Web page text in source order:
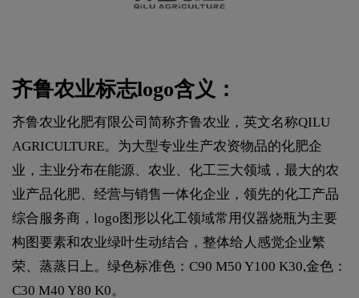
齐鲁农业标志logo含义：
齐鲁农业化肥有限公司简称齐鲁农业，英文名称QILU
AGRICULTURE。为大型专业生产农资物品的化肥企
业，主业分布在能源、农业、化工三大领域，最大的农
业产品化肥、经营与销售一体化企业，领先的化工产品
综合服务商，logo图形以化工领域常用仪器烧瓶为主要
构图要素和农业绿叶生动结合，整体给人感觉企业繁
荣、蒸蒸日上。绿色标准色：C90 M50 Y100 K30,金色：
C30 M40 Y80 K0。